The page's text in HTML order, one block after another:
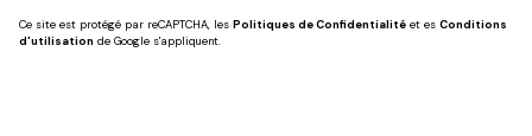
Ce site est protégé par reCAPTCHA, les Politiques de Confidentialité et es Conditions
d'utilisation de Google s'appliquent.